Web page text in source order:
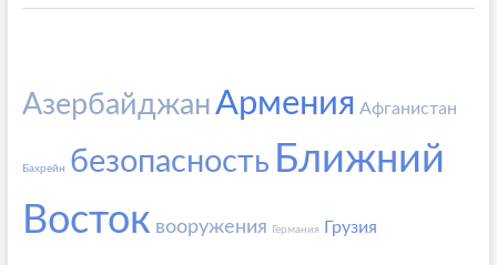
АзербайджанАрмения Афганистан
Бахрейн безопасность Ближний
Восток вооружения Германия Грузия